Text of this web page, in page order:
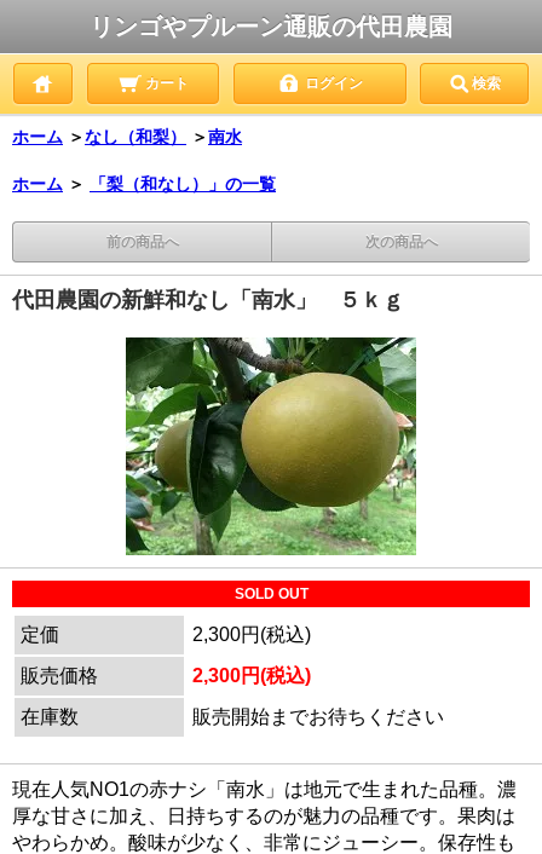
リンゴやプルーン通販の代田農園
カート ログイン 検索
ホーム ＞なし（和梨） ＞南水
ホーム ＞ 「梨（和なし）」の一覧
前の商品へ 次の商品へ
代田農園の新鮮和なし「南水」 ５ｋｇ
SOLD OUT
定価
2,300円(税込)
販売価格
2,300円(税込)
在庫数
販売開始までお待ちください
現在人気NO1の赤ナシ「南水」は地元で生まれた品種。濃
厚な甘さに加え、日持ちするのが魅力の品種です。果肉は
やわらかめ。酸味が少なく、非常にジューシー。保存性も